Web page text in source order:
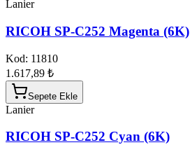
Lanier
RICOH SP-C252 Magenta (6K)
Kod: 11810
1.617,89 ₺
Sepete Ekle
Lanier
RICOH SP-C252 Cyan (6K)